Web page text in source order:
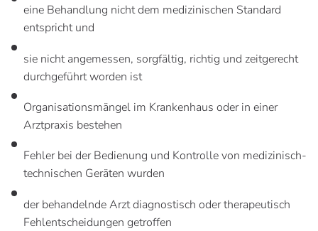
eine Behandlung nicht dem medizinischen Standard
entspricht und
sie nicht angemessen, sorgfältig, richtig und zeitgerecht
durchgeführt worden ist
Organisationsmängel im Krankenhaus oder in einer
Arztpraxis bestehen
Fehler bei der Bedienung und Kontrolle von medizinisch-
technischen Geräten wurden
der behandelnde Arzt diagnostisch oder therapeutisch
Fehlentscheidungen getroffen